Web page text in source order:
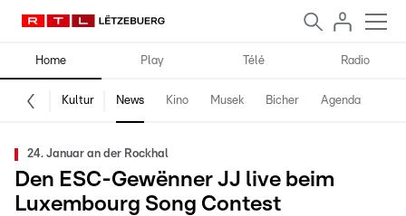
Home Play Télé Radio
Kultur News Kino Musek Bicher Agenda
24. Januar an der Rockhal
Den ESC-Gewënner JJ live beim
Luxembourg Song Contest